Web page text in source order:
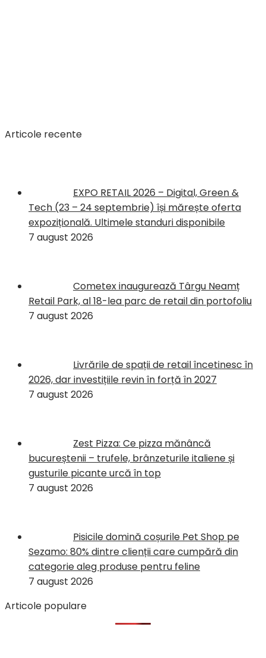
Articole recente
EXPO RETAIL 2026 – Digital, Green &
Tech (23 – 24 septembrie) își mărește oferta
expozițională. Ultimele standuri disponibile
7 august 2026
Cometex inaugurează Târgu Neamț
Retail Park, al 18-lea parc de retail din portofoliu
7 august 2026
Livrările de spații de retail încetinesc în
2026, dar investițiile revin în forță în 2027
7 august 2026
Zest Pizza: Ce pizza mănâncă
bucureștenii – trufele, brânzeturile italiene și
gusturile picante urcă în top
7 august 2026
Pisicile domină coșurile Pet Shop pe
Sezamo: 80% dintre clienții care cumpără din
categorie aleg produse pentru feline
7 august 2026
Articole populare